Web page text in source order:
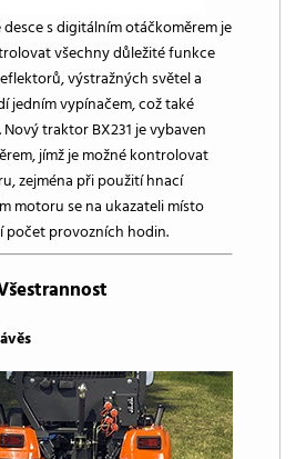
s digitálním otáčkoměrem je
všechny důležité funkce
výstražných světel a
jedním vypínačem, což také
traktor BX231 je vybaven
jímž je možné kontrolovat
zejména při použití hnací
motoru se na ukazateli místo
počet provozních hodin.